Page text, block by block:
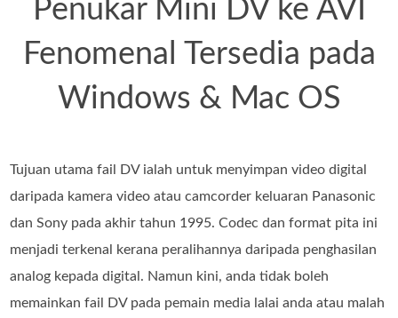
Penukar Mini DV ke AVI
Fenomenal Tersedia pada
Windows & Mac OS
Tujuan utama fail DV ialah untuk menyimpan video digital
daripada kamera video atau camcorder keluaran Panasonic
dan Sony pada akhir tahun 1995. Codec dan format pita ini
menjadi terkenal kerana peralihannya daripada penghasilan
analog kepada digital. Namun kini, anda tidak boleh
memainkan fail DV pada pemain media lalai anda atau malah